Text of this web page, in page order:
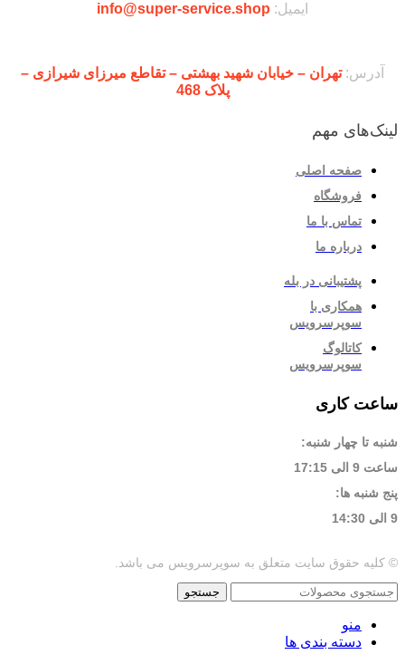
ایمیل: info@super-service.shop
آدرس:تهران – خیابان شهید بهشتی – تقاطع میرزای شیرازی –
پلاک 468
لینک‌های مهم
صفحه اصلی
فروشگاه
تماس با ما
درباره ما
پشتیبانی در بله
همکاری با
سوپرسرویس
کاتالوگ
سوپرسرویس
ساعت کاری
شنبه تا چهار شنبه:
ساعت 9 الی 17:15
پنج شنبه ها:
9 الی 14:30
© کلیه حقوق سایت متعلق به سوپرسرویس می باشد.
جستجو
منو
دسته بندی ها